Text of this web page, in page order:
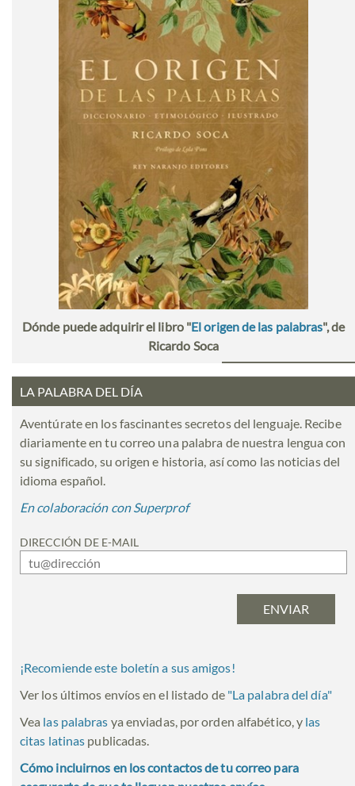
Dónde puede adquirir el libro "El origen de las palabras", de
Ricardo Soca
LA PALABRA DEL DÍA
Aventúrate en los fascinantes secretos del lenguaje. Recibe
diariamente en tu correo una palabra de nuestra lengua con
su significado, su origen e historia, así como las noticias del
idioma español.
En colaboración con Superprof
DIRECCIÓN DE E-MAIL
¡Recomiende este boletín a sus amigos!
Ver los últimos envíos en el listado de "La palabra del día"
Vea las palabras ya enviadas, por orden alfabético, y las
citas latinas publicadas.
Cómo incluirnos en los contactos de tu correo para